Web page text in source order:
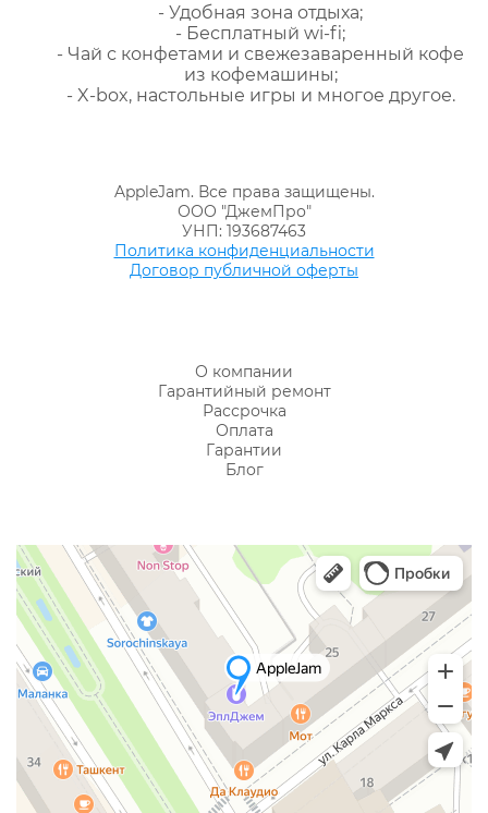
- Удобная зона отдыха;
- Бесплатный wi-fi;
- Чай с конфетами и свежезаваренный кофе
из кофемашины;
- X-box, настольные игры и многое другое.
AppleJam. Все права защищены.
ООО "ДжемПро"
УНП: 193687463
Политика конфиденциальности
Договор публичной оферты
О компании
Гарантийный ремонт
Рассрочка
Оплата
Гарантии
Блог